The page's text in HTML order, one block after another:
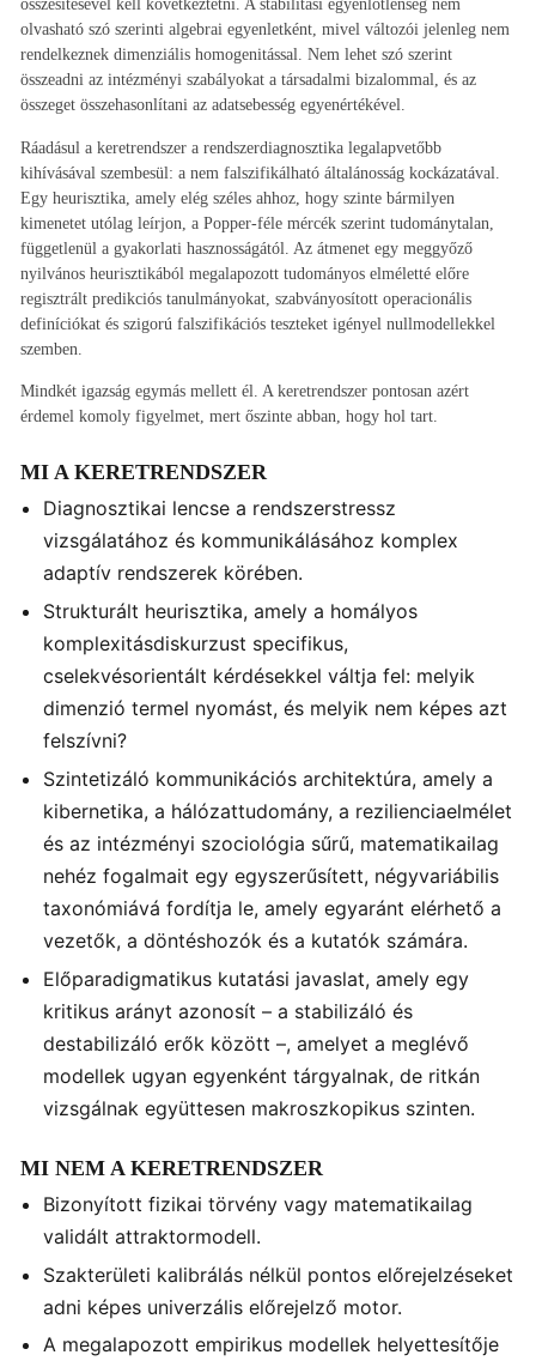
olvasható szó szerinti algebrai egyenletként, mivel változói jelenleg nem
rendelkeznek dimenziális homogenitással. Nem lehet szó szerint
összeadni az intézményi szabályokat a társadalmi bizalommal, és az
összeget összehasonlítani az adatsebesség egyenértékével.
Ráadásul a keretrendszer a rendszerdiagnosztika legalapvetőbb
kihívásával szembesül: a nem falszifikálható általánosság kockázatával.
Egy heurisztika, amely elég széles ahhoz, hogy szinte bármilyen
kimenetet utólag leírjon, a Popper-féle mércék szerint tudománytalan,
függetlenül a gyakorlati hasznosságától. Az átmenet egy meggyőző
nyilvános heurisztikából megalapozott tudományos elméletté előre
regisztrált predikciós tanulmányokat, szabványosított operacionális
definíciókat és szigorú falszifikációs teszteket igényel nullmodellekkel
szemben.
Mindkét igazság egymás mellett él. A keretrendszer pontosan azért
érdemel komoly figyelmet, mert őszinte abban, hogy hol tart.
MI A KERETRENDSZER
Diagnosztikai lencse a rendszerstressz
vizsgálatához és kommunikálásához komplex
adaptív rendszerek körében.
Strukturált heurisztika, amely a homályos
komplexitásdiskurzust specifikus,
cselekvésorientált kérdésekkel váltja fel: melyik
dimenzió termel nyomást, és melyik nem képes azt
felszívni?
Szintetizáló kommunikációs architektúra, amely a
kibernetika, a hálózattudomány, a rezilienciaelmélet
és az intézményi szociológia sűrű, matematikailag
nehéz fogalmait egy egyszerűsített, négyvariábilis
taxonómiává fordítja le, amely egyaránt elérhető a
vezetők, a döntéshozók és a kutatók számára.
Előparadigmatikus kutatási javaslat, amely egy
kritikus arányt azonosít – a stabilizáló és
destabilizáló erők között –, amelyet a meglévő
modellek ugyan egyenként tárgyalnak, de ritkán
vizsgálnak együttesen makroszkopikus szinten.
MI NEM A KERETRENDSZER
Bizonyított fizikai törvény vagy matematikailag
validált attraktormodell.
Szakterületi kalibrálás nélkül pontos előrejelzéseket
adni képes univerzális előrejelző motor.
A megalapozott empirikus modellek helyettesítője